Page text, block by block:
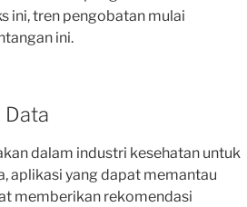
ini, tren pengobatan mulai
ini.
Data
dalam industri kesehatan untuk
aplikasi yang dapat memantau
memberikan rekomendasi